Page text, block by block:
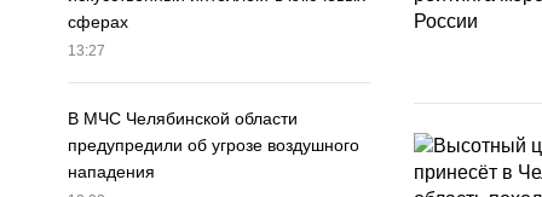
сферах
13:27
В МЧС Челябинской области
предупредили об угрозе воздушного
нападения